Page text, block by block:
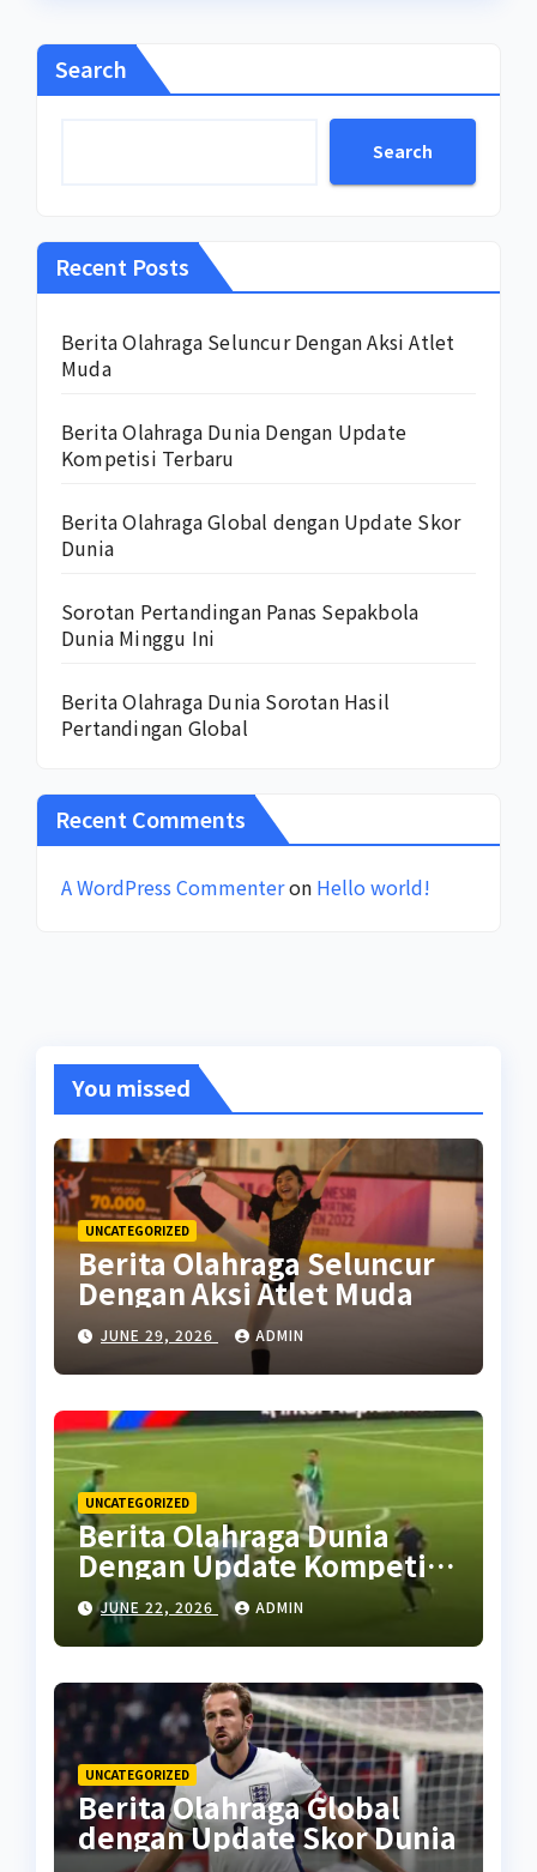
Search
Search
Recent Posts
Berita Olahraga Seluncur Dengan Aksi Atlet
Muda
Berita Olahraga Dunia Dengan Update
Kompetisi Terbaru
Berita Olahraga Global dengan Update Skor
Dunia
Sorotan Pertandingan Panas Sepakbola
Dunia Minggu Ini
Berita Olahraga Dunia Sorotan Hasil
Pertandingan Global
Recent Comments
A WordPress Commenteron Hello world!
You missed
UNCATEGORIZED
Berita Olahraga Seluncur
Dengan Aksi Atlet Muda
JUNE 29, 2026 ADMIN
UNCATEGORIZED
Berita Olahraga Dunia
Dengan Update Kompetisi
Terbaru
JUNE 22, 2026 ADMIN
UNCATEGORIZED
Berita Olahraga Global
dengan Update Skor Dunia